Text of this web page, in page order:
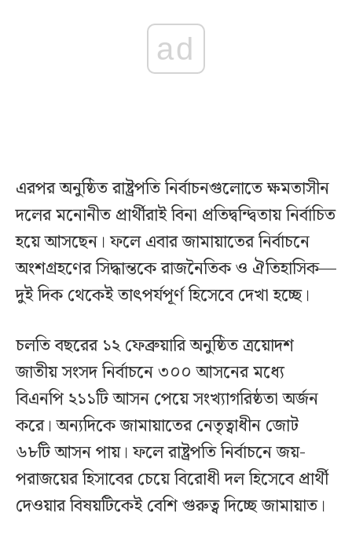
ad
এরপর অনুষ্ঠিত রাষ্ট্রপতি নির্বাচনগুলোতে ক্ষমতাসীন
দলের মনোনীত প্রার্থীরাই বিনা প্রতিদ্বন্দ্বিতায় নির্বাচিত
হয়ে আসছেন। ফলে এবার জামায়াতের নির্বাচনে
অংশগ্রহণের সিদ্ধান্তকে রাজনৈতিক ও ঐতিহাসিক—
দুই দিক থেকেই তাৎপর্যপূর্ণ হিসেবে দেখা হচ্ছে।
চলতি বছরের ১২ ফেব্রুয়ারি অনুষ্ঠিত ত্রয়োদশ
জাতীয় সংসদ নির্বাচনে ৩০০ আসনের মধ্যে
বিএনপি ২১১টি আসন পেয়ে সংখ্যাগরিষ্ঠতা অর্জন
করে। অন্যদিকে জামায়াতের নেতৃত্বাধীন জোট
৬৮টি আসন পায়। ফলে রাষ্ট্রপতি নির্বাচনে জয়-
পরাজয়ের হিসাবের চেয়ে বিরোধী দল হিসেবে প্রার্থী
দেওয়ার বিষয়টিকেই বেশি গুরুত্ব দিচ্ছে জামায়াত।